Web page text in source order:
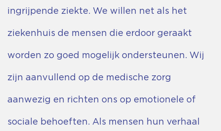
ingrijpende ziekte. We willen net als het
ziekenhuis de mensen die erdoor geraakt
worden zo goed mogelijk ondersteunen. Wij
zijn aanvullend op de medische zorg
aanwezig en richten ons op emotionele of
sociale behoeften. Als mensen hun verhaal